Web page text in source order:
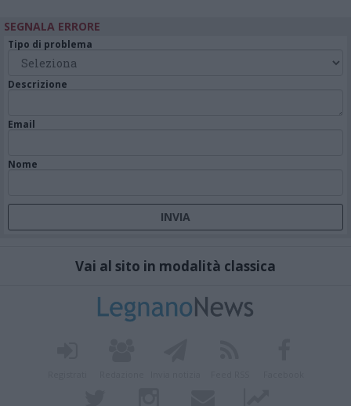
SEGNALA ERRORE
Tipo di problema
Descrizione
Email
Nome
Vai al sito in modalità classica